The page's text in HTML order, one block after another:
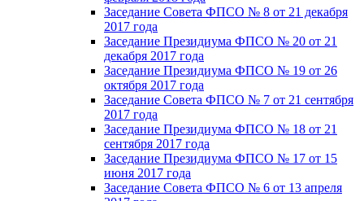
Заседание Совета ФПСО № 8 от 21 декабря
2017 года
Заседание Президиума ФПСО № 20 от 21
декабря 2017 года
Заседание Президиума ФПСО № 19 от 26
октября 2017 года
Заседание Совета ФПСО № 7 от 21 сентября
2017 года
Заседание Президиума ФПСО № 18 от 21
сентября 2017 года
Заседание Президиума ФПСО № 17 от 15
июня 2017 года
Заседание Совета ФПСО № 6 от 13 апреля